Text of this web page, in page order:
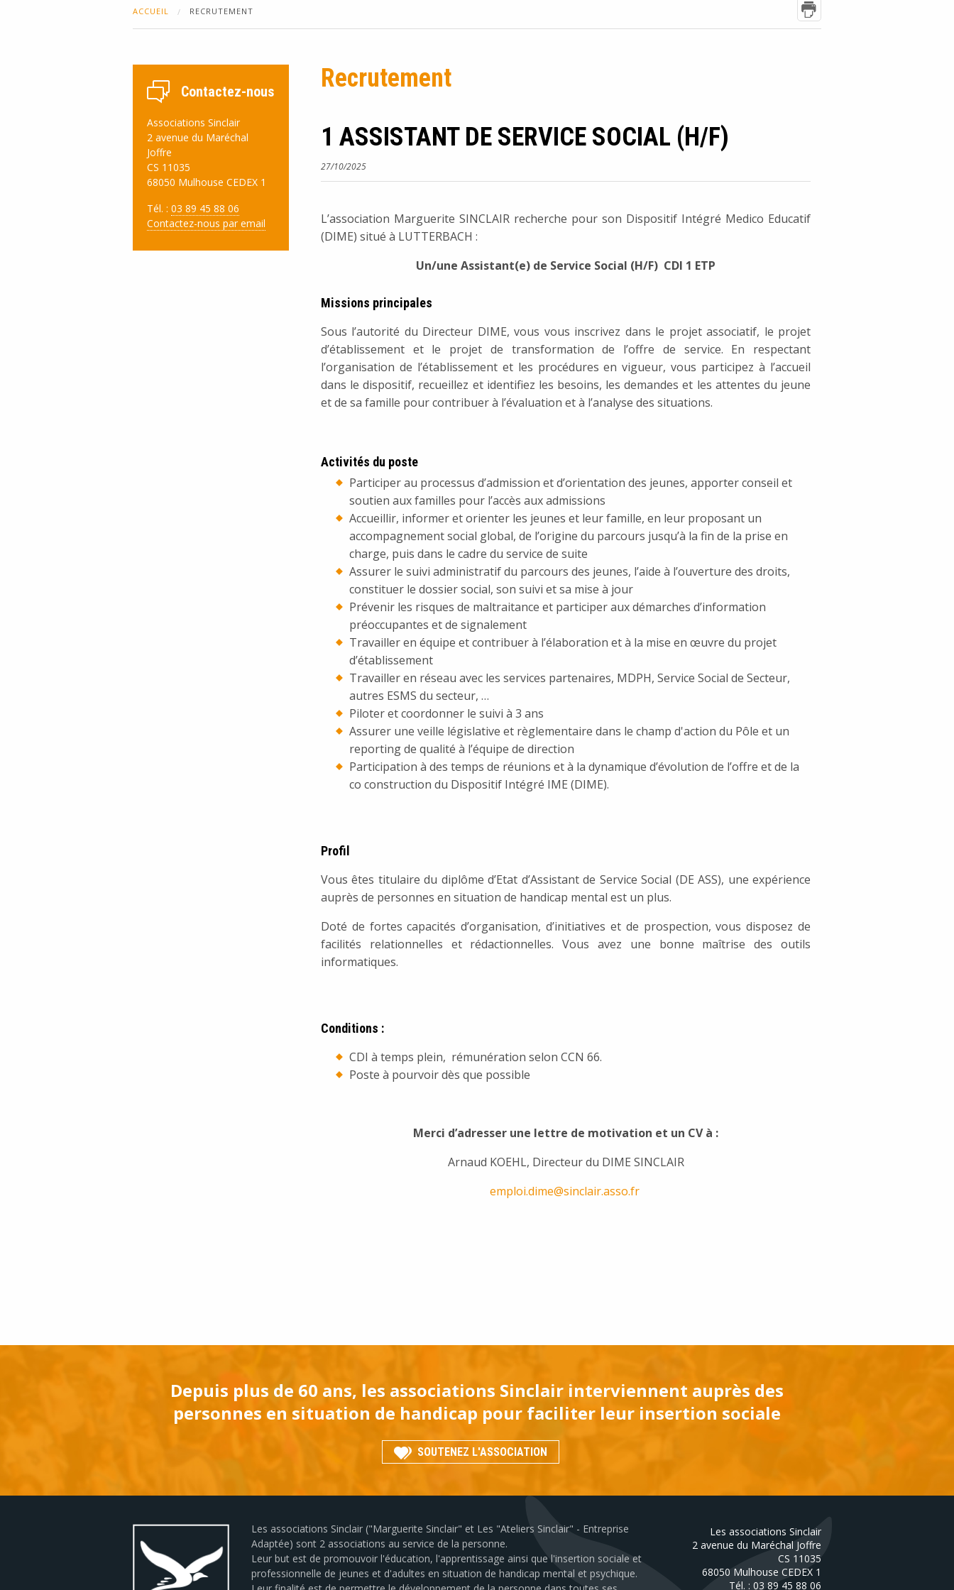
ACCUEIL RECRUTEMENT
Recrutement
1 ASSISTANT DE SERVICE SOCIAL (H/F)
27/10/2025
L’association Marguerite SINCLAIR recherche pour son Dispositif Intégré Medico Educatif
(DIME) situé à LUTTERBACH :
Un/une Assistant(e) de Service Social (H/F) CDI 1 ETP
Missions principales
Sous l’autorité du Directeur DIME, vous vous inscrivez dans le projet associatif, le projet
d’établissement et le projet de transformation de l’offre de service. En respectant
l’organisation de l’établissement et les procédures en vigueur, vous participez à l’accueil
dans le dispositif, recueillez et identifiez les besoins, les demandes et les attentes du jeune
et de sa famille pour contribuer à l’évaluation et à l’analyse des situations.
Activités du poste
Participer au processus d’admission et d’orientation des jeunes, apporter conseil et
soutien aux familles pour l’accès aux admissions
Accueillir, informer et orienter les jeunes et leur famille, en leur proposant un
accompagnement social global, de l’origine du parcours jusqu’à la fin de la prise en
charge, puis dans le cadre du service de suite
Assurer le suivi administratif du parcours des jeunes, l’aide à l’ouverture des droits,
constituer le dossier social, son suivi et sa mise à jour
Prévenir les risques de maltraitance et participer aux démarches d’information
préoccupantes et de signalement
Travailler en équipe et contribuer à l’élaboration et à la mise en œuvre du projet
d’établissement
Travailler en réseau avec les services partenaires, MDPH, Service Social de Secteur,
autres ESMS du secteur, …
Piloter et coordonner le suivi à 3 ans
Assurer une veille législative et règlementaire dans le champ d'action du Pôle et un
reporting de qualité à l’équipe de direction
Participation à des temps de réunions et à la dynamique d’évolution de l’offre et de la
co construction du Dispositif Intégré IME (DIME).
Profil
Vous êtes titulaire du diplôme d’Etat d’Assistant de Service Social (DE ASS), une expérience
auprès de personnes en situation de handicap mental est un plus.
Doté de fortes capacités d’organisation, d’initiatives et de prospection, vous disposez de
facilités relationnelles et rédactionnelles. Vous avez une bonne maîtrise des outils
informatiques.
Conditions :
CDI à temps plein, rémunération selon CCN 66.
Poste à pourvoir dès que possible
Merci d’adresser une lettre de motivation et un CV à :
Arnaud KOEHL, Directeur du DIME SINCLAIR
emploi.dime@sinclair.asso.fr
Contactez-nous
Associations Sinclair
2 avenue du Maréchal
Joffre
CS 11035
68050 Mulhouse CEDEX 1
Tél. : 03 89 45 88 06
Contactez-nous par email
Depuis plus de 60 ans, les associations Sinclair interviennent auprès des
personnes en situation de handicap pour faciliter leur insertion sociale
SOUTENEZ L'ASSOCIATION
Les associations Sinclair ("Marguerite Sinclair" et Les "Ateliers Sinclair" - Entreprise
Adaptée) sont 2 associations au service de la personne.
Leur but est de promouvoir l'éducation, l'apprentissage ainsi que l'insertion sociale et
professionnelle de jeunes et d'adultes en situation de handicap mental et psychique.
Les associations Sinclair
2 avenue du Maréchal Joffre
CS 11035
68050 Mulhouse CEDEX 1
Tél. : 03 89 45 88 06